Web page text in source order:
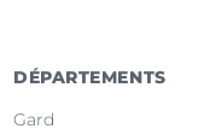
DÉPARTEMENTS
Gard